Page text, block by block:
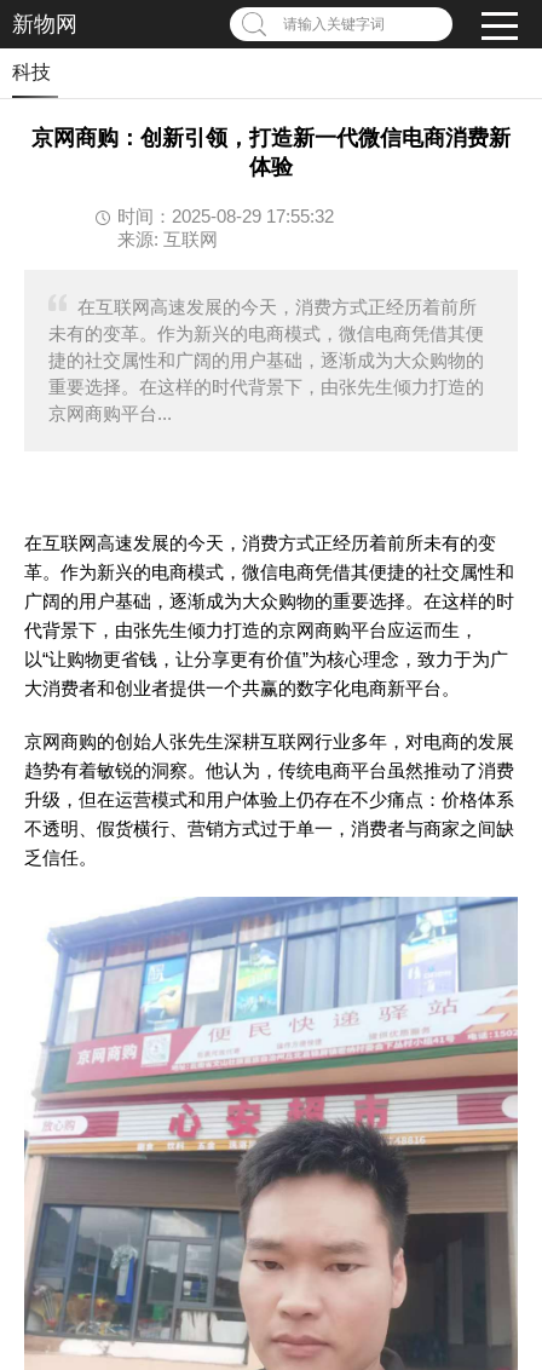
新物网 请输入关键字词
科技
京网商购：创新引领，打造新一代微信电商消费新
体验
时间：2025-08-29 17:55:32
来源: 互联网
在互联网高速发展的今天，消费方式正经历着前所
未有的变革。作为新兴的电商模式，微信电商凭借其便
捷的社交属性和广阔的用户基础，逐渐成为大众购物的
重要选择。在这样的时代背景下，由张先生倾力打造的
京网商购平台...
在互联网高速发展的今天，消费方式正经历着前所未有的变
革。作为新兴的电商模式，微信电商凭借其便捷的社交属性和
广阔的用户基础，逐渐成为大众购物的重要选择。在这样的时
代背景下，由张先生倾力打造的京网商购平台应运而生，
以“让购物更省钱，让分享更有价值”为核心理念，致力于为广
大消费者和创业者提供一个共赢的数字化电商新平台。
京网商购的创始人张先生深耕互联网行业多年，对电商的发展
趋势有着敏锐的洞察。他认为，传统电商平台虽然推动了消费
升级，但在运营模式和用户体验上仍存在不少痛点：价格体系
不透明、假货横行、营销方式过于单一，消费者与商家之间缺
乏信任。